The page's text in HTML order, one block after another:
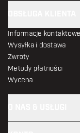
Informacje kontaktowe
Wysyłka i dostawa
Zwroty
Metody płatności
Wycena